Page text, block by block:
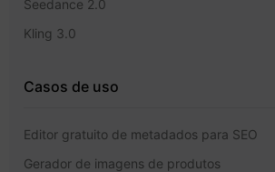
Seedance 2.0
Kling 3.0
Casos de uso
Editor gratuito de metadados para SEO
Gerador de imagens de produtos